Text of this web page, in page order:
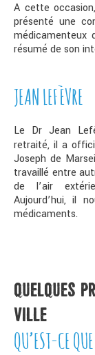
A cette
présenté une
médicamenteux
résumé de son
JEAN LEFÈVRE
Le Dr Jean
retraité, il a
Joseph de
travaillé entre
de l’air
Aujourd’hui, il
médicaments.
QUELQUES
VILLE
QU’EST-CE